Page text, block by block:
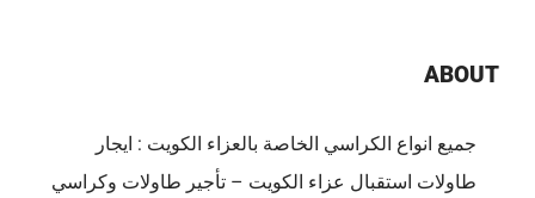
مغلقة
ABOUT
جميع انواع الكراسي الخاصة بالعزاء الكويت : ايجار
طاولات استقبال عزاء الكويت – تأجير طاولات وكراسي